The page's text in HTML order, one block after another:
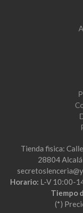
Tienda fisica:
28804 Alcalá
Horario: L-V 10:00-
Tiempo
(*)